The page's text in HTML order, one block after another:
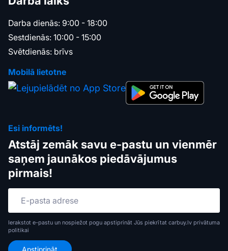
Darba dienās: 9:00 - 18:00
Sestdienās: 10:00 - 15:00
Svētdienās: brīvs
Mobilā lietotne
Esi informēts!
Atstāj zemāk savu e-pastu un vienmēr
saņem jaunākos piedāvājumus
pirmais!
Ierakstot e-pastu un nospiežot pogu apstiprināt Jūs piekrītat carbuy.lv privātuma
politikai